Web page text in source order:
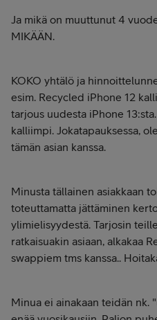
Ja mikä on muuttunut 4
MIKÄÄN.
KOKO yhtälö ja
esim. Recycled iPhone 12
tarjous uudesta iPhone
kalliimpi. Jokatapauksessa,
tämän asian kanssa.
Minusta tällainen asiakkaan
toteuttamatta jättäminen
ylimielisyydestä. Tarjosin
ratkaisuakin asiaan, alkakaa
swappiem tms kanssa..
Minua ei ainakaan teidän nk.